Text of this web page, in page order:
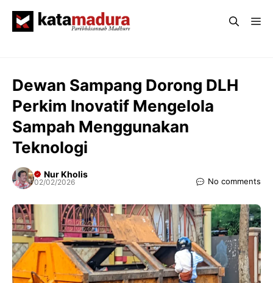
Dewan Sampang Dorong DLH
Perkim Inovatif Mengelola
Sampah Menggunakan
Teknologi
Nur Kholis
02/02/2026 No comments